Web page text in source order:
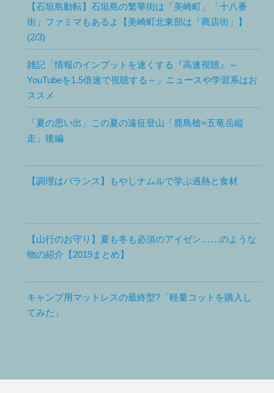
【石垣島動転】石垣島の繁華街は「美崎町」「十八番
街」ファミマもあるよ【美崎町北東部は「商店街」】
(2/3)
雑記「情報のインプットを速くする『高速視聴』～
YouTubeを1.5倍速で視聴する～」ニュースや学習系はお
ススメ
「夏の思い出」この夏の遠征登山「鹿島槍=五竜岳縦
走」後編
【調理はバランス】もやしナムルで学ぶ過熱と食材
【山行のお守り】夏も冬も必須のアイゼン……のような
物の紹介【2019まとめ】
キャンプ用マットレスの最終型?「軽量コットを購入し
てみた」